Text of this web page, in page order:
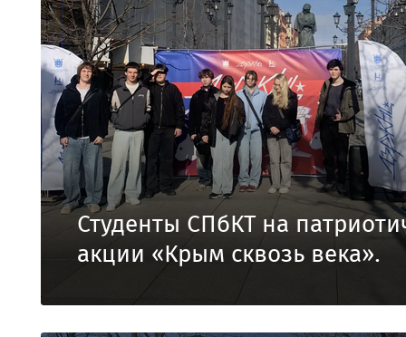
Студенты СПбКТ на
акции «Крым сквозь века».